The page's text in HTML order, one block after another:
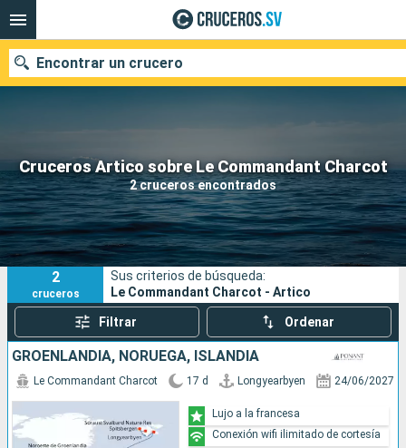
Cruceros Artico sobre Le Commandant Charcot
2 cruceros encontrados
Encontrar un crucero
Nuestros destinos
Fecha de salida
Puertos Compañías
Buscar
2
cruceros
Sus criterios de búsqueda:
Le Commandant Charcot - Artico
Filtrar Ordenar
GROENLANDIA, NORUEGA, ISLANDIA
Le Commandant Charcot 17 d Longyearbyen 24/06/2027
Lujo a la francesa
Conexión wifi ilimitado de cortesía